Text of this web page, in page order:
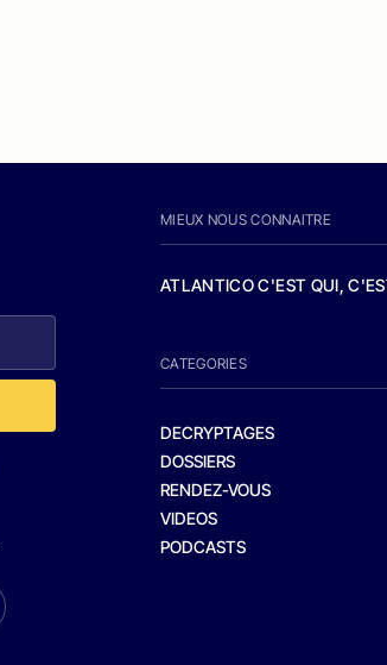
MIEUX NOUS CONNAITRE
ATLANTICO C'EST QUI,
CATEGORIES
DECRYPTAGES
DOSSIERS
RENDEZ-VOUS
VIDEOS
PODCASTS